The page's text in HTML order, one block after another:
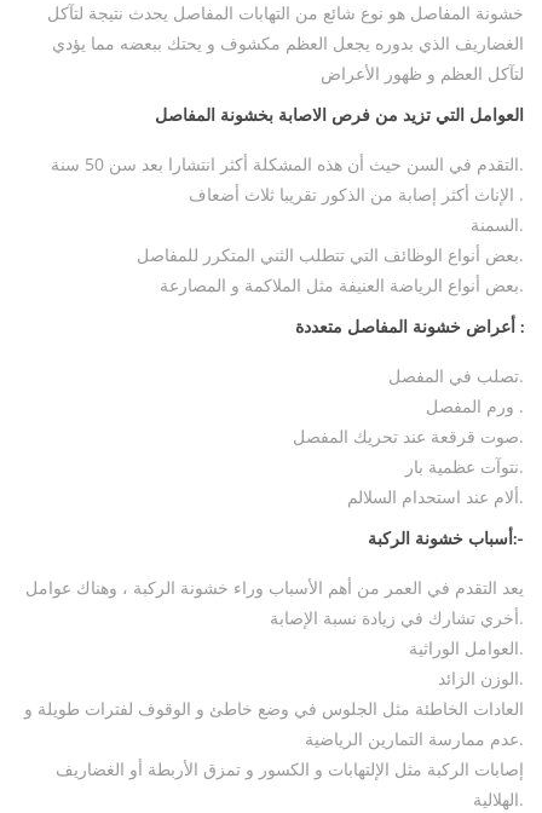
خشونة المفاصل هو نوع شائع من التهابات المفاصل يحدث نتيجة لتآكل
الغضاريف الذي بدوره يجعل العظم مكشوف و يحتك ببعضه مما يؤدي
لتآكل العظم و ظهور الأعراض
العوامل التي تزيد من فرص الاصابة بخشونة المفاصل
التقدم في السن حيث أن هذه المشكلة أكثر انتشارا بعد سن 50 سنة.
الإناث أكثر إصابة من الذكور تقريبا ثلاث أضعاف .
السمنة.
بعض أنواع الوظائف التي تتطلب الثني المتكرر للمفاصل.
بعض أنواع الرياضة العنيفة مثل الملاكمة و المصارعة.
أعراض خشونة المفاصل متعددة :
تصلب في المفصل.
ورم المفصل .
صوت قرقعة عند تحريك المفصل.
نتوآت عظمية بار.
ألام عند استحدام السلالم.
أسباب خشونة الركبة:-
يعد التقدم في العمر من أهم الأسباب وراء خشونة الركبة ، وهناك عوامل
أخري تشارك في زيادة نسبة الإصابة.
العوامل الوراثية.
الوزن الزائد.
العادات الخاطئة مثل الجلوس في وضع خاطئ و الوقوف لفترات طويلة و
عدم ممارسة التمارين الرياضية.
إصابات الركبة مثل الإلتهابات و الكسور و تمزق الأربطة أو الغضاريف
الهلالية.